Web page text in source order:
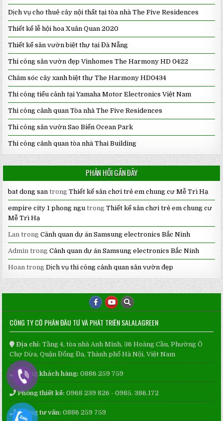
Dịch vụ cho thuê cây nội thất tại tòa nhà The Five Residences
Thiết kế lễ hội hoa Xuân Quan 2020
Thiết kế sân vườn biệt thự tại Đà Nẵng
Thi công sân vườn đẹp Vinhomes The Harmony HD 0422
Chăm sóc cây xanh biệt thự The Harmony HD0434
Thi công tiểu cảnh tại Yamaha Motor Electronics Việt Nam
Thi công cảnh quan Tòa nhà The Five Residences
Thi công sân vườn Sao Biển Ocean Park
Thi công cảnh quan tòa nhà Thai Building
PHẢN HỒI GẦN ĐÂY
bat dong san trongThiết kế sân chơi trẻ em chung cư Mễ Trì Hạ
empire city 1 phong ngu trongThiết kế sân chơi trẻ em chung cư
Mễ Trì Hạ
Lan trongCảnh quan dự án Samsung electronics Bắc Ninh
Admin trongCảnh quan dự án Samsung electronics Bắc Ninh
Hoan trongDịch vụ thi công cảnh quan sân vườn đẹp
CÔNG TY CỔ PHẦN ĐẦU TƯ VÀ PHÁT TRIỂN SALALAGREEN
Địa chỉ: Tầng 4, tòa nhà Anh Minh, 36 Hoàng Cầu, Phường Ô
Chợ Dừa, Quận Đống Đa, Thành phố Hà Nội, Việt Nam
Phòng khách hàng: 0886 259 759
Phòng thiết kế: 0968 239 826 - 0985. 386.172
Phòng tư vấn: 0886 259 759